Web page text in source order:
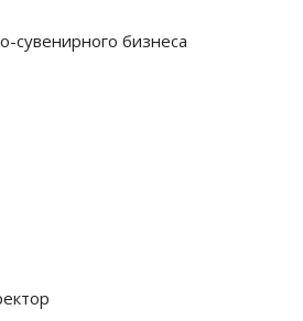
сувенирного бизнеса